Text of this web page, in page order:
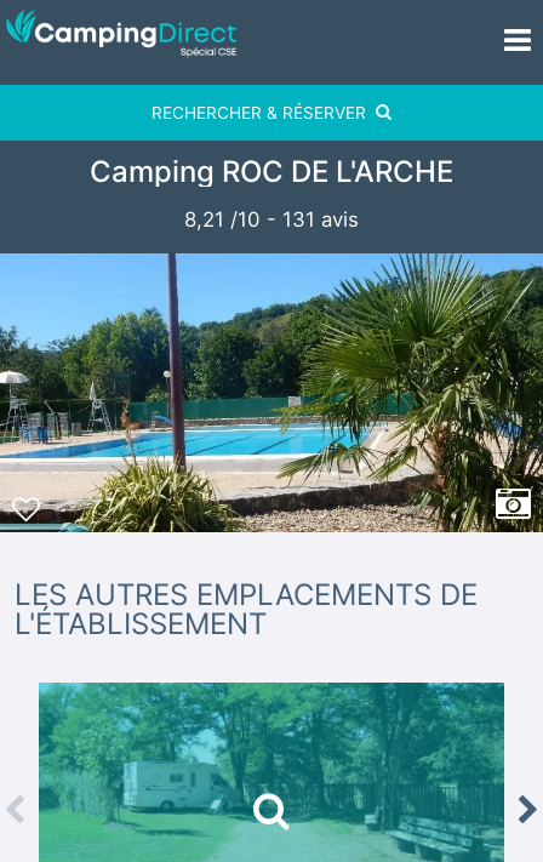
RECHERCHER & RÉSERVER
Camping ROC DE L'ARCHE
8,21 /10 - 131 avis
LES AUTRES EMPLACEMENTS DE
L'ÉTABLISSEMENT